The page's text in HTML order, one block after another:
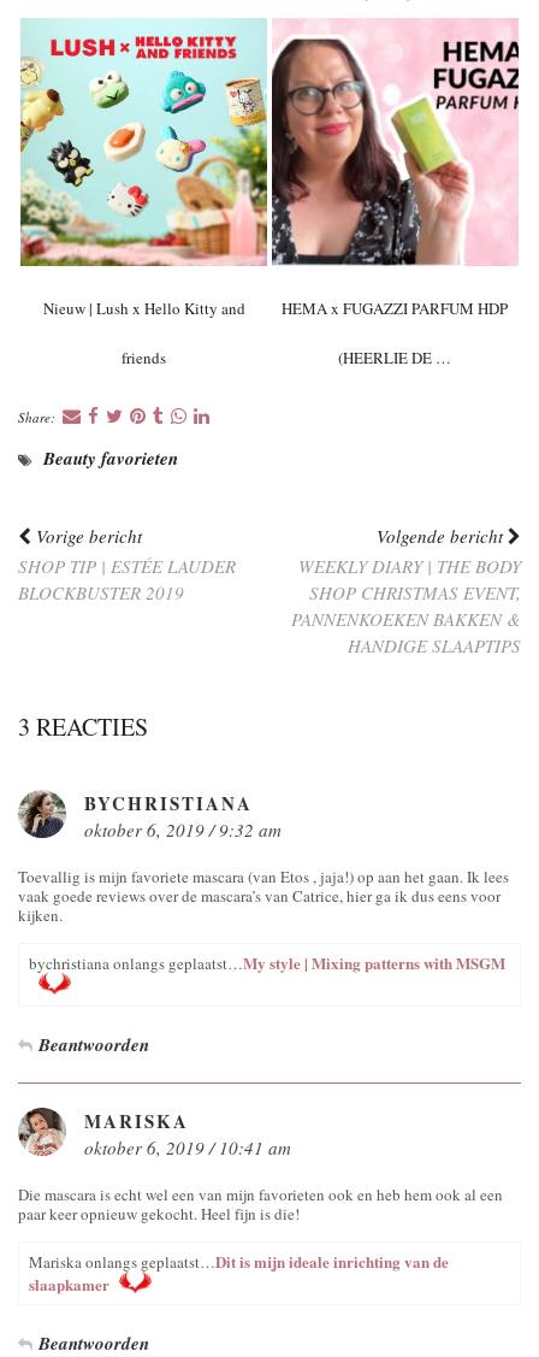
Nieuw | Lush x Hello Kitty and
friends
HEMA x FUGAZZI PARFUM HDP
(HEERLIE DE …
Share:
Beauty favorieten
Vorige bericht
SHOP TIP | ESTÉE LAUDER
BLOCKBUSTER 2019
Volgende bericht
WEEKLY DIARY | THE BODY
SHOP CHRISTMAS EVENT,
PANNENKOEKEN BAKKEN &
HANDIGE SLAAPTIPS
3 REACTIES
BYCHRISTIANA
oktober 6, 2019 / 9:32 am
Toevallig is mijn favoriete mascara (van Etos , jaja!) op aan het gaan. Ik lees
vaak goede reviews over de mascara’s van Catrice, hier ga ik dus eens voor
kijken.
bychristiana onlangs geplaatst…My style | Mixing patterns with MSGM
Beantwoorden
MARISKA
oktober 6, 2019 / 10:41 am
Die mascara is echt wel een van mijn favorieten ook en heb hem ook al een
paar keer opnieuw gekocht. Heel fijn is die!
Mariska onlangs geplaatst…Dit is mijn ideale inrichting van de
slaapkamer
Beantwoorden